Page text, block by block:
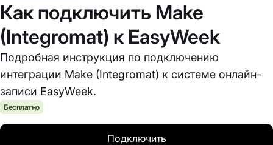
Как подключить Make
(Integromat) к EasyWeek
Подробная инструкция по подключению
интеграции Make (Integromat) к системе онлайн-
записи EasyWeek.
Бесплатно
Подключить